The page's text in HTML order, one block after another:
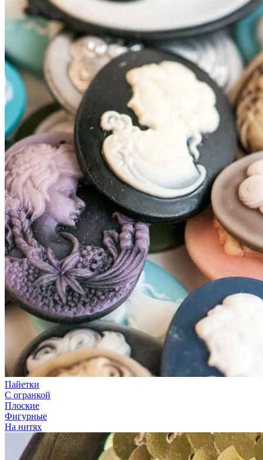
Пайетки
С огранкой
Плоские
Фигурные
На нитях